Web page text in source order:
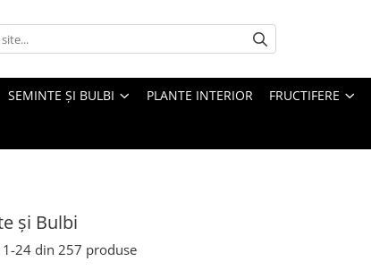
SEMINTE ȘI BULBI PLANTE INTERIOR FRUCTIFERE
și Bulbi
1-24 din 257 produse